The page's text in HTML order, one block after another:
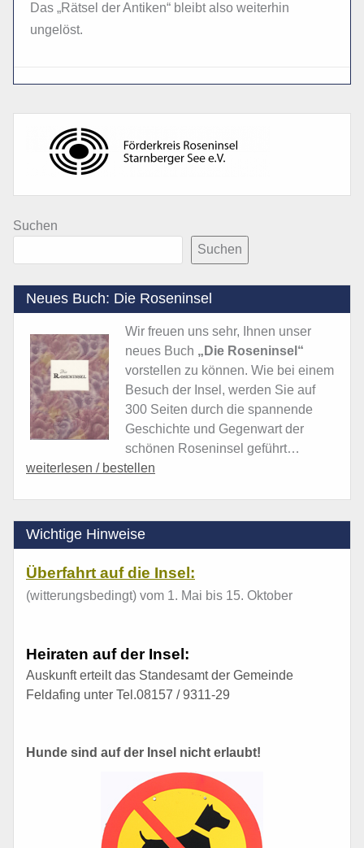
Das „Rätsel der Antiken“ bleibt also weiterhin
ungelöst.
Suchen
Suchen
Neues Buch: Die Roseninsel
Wir freuen uns sehr, Ihnen unser
neues Buch „Die Roseninsel“
vorstellen zu können. Wie bei einem
Besuch der Insel, werden Sie auf
300 Seiten durch die spannende
Geschichte und Gegenwart der
schönen Roseninsel geführt…
weiterlesen / bestellen
Wichtige Hinweise
Überfahrt auf die Insel:
(witterungsbedingt) vom 1. Mai bis 15. Oktober
Heiraten auf der Insel:
Auskunft erteilt das Standesamt der Gemeinde
Feldafing unter Tel.08157 / 9311-29
Hunde sind auf der Insel nicht erlaubt!